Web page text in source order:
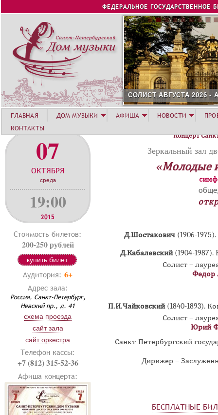
Jump to navigation
ФЕДЕРАЛЬНОЕ ГОСУДАРСТВЕННОЕ
СОЛИСТ АВГУСТА 2026 -
07
ОКТЯБРЯ
среда
19:00
2015
Стоимость билетов:
200-250 рублей
купить билет
Аудитория: 6+
Адрес зала:
Россия, Санкт-Петербург,
Невский пр., д. 41
схема проезда
сайт зала
сайт оркестра
Телефон кассы:
+7 (812) 315-52-36
Афиша концерта:
Концерт
Зеркальный зал
«Молодые
Д.Шостакович(1906-
Д.Кабалевский(1904-1987).
Солист –
Федор
П.И.Чайковский (1840-1893).
Солист –
Юрий
Санкт-Петербургский
Дирижер –
БЕСПЛАТНЫЕ
ГЛАВНАЯ ДОМ МУЗЫКИ АФИША НОВОСТИ
КОНТАКТЫ